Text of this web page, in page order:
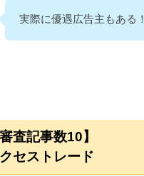
実際に優遇広告主もある！
審査記事数10】
セストレード